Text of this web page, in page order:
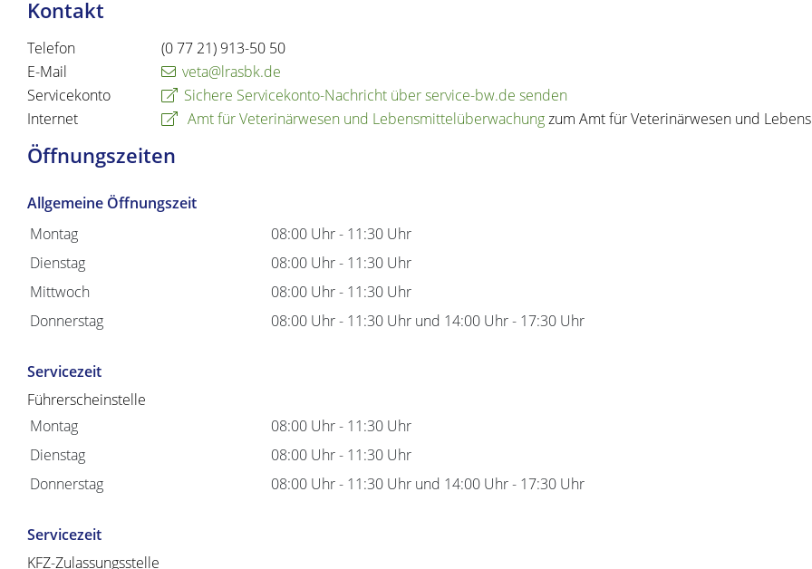
Kontakt
Telefon (077 21) 913-50 50
E-Mail
veta@lrasbk.de
Servicekonto
Sichere Servicekonto-Nachricht über service-bw.de senden
Internet
Amt für Veterinärwesen und Lebensmittelüberwachungzum Amt für Veterinärwesen und
Öffnungszeiten
Allgemeine Öffnungszeit
Montag
08:00 Uhr- 11:30 Uhr
Dienstag
08:00 Uhr- 11:30 Uhr
Mittwoch
08:00 Uhr- 11:30 Uhr
Donnerstag
08:00 Uhr- 11:30 Uhr und 14:00 Uhr- 17:30 Uhr
Servicezeit
Führerscheinstelle
Montag
08:00 Uhr- 11:30 Uhr
Dienstag
08:00 Uhr- 11:30 Uhr
Donnerstag
08:00 Uhr- 11:30 Uhr und 14:00 Uhr- 17:30 Uhr
Servicezeit
KFZ-Zulassungsstelle